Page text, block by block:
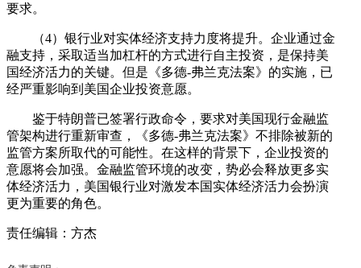
要求。
（4）银行业对实体经济支持力度将提升。企业通过金
融支持，采取适当加杠杆的方式进行自主投资，是保持美
国经济活力的关键。但是《多德-弗兰克法案》的实施，已
经严重影响到美国企业投资意愿。
鉴于特朗普已签署行政命令，要求对美国现行金融监
管架构进行重新审查，《多德-弗兰克法案》不排除被新的
监管方案所取代的可能性。在这样的背景下，企业投资的
意愿将会加强。金融监管环境的改变，势必会释放更多实
体经济活力，美国银行业对激发本国实体经济活力会扮演
更为重要的角色。
责任编辑：方杰